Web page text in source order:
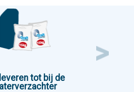
tot bij de